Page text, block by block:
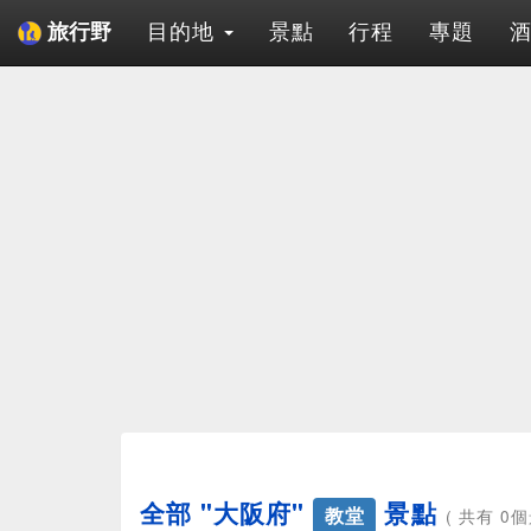
旅行野 目的地 景點 行程 專題
全部 "大阪府" 教堂 景點 ( 共有 0